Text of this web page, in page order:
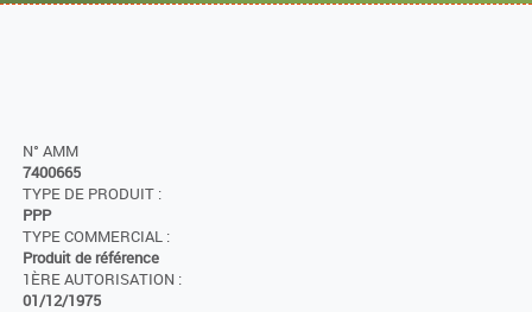
N° AMM
7400665
TYPE DE PRODUIT :
PPP
TYPE COMMERCIAL :
Produit de référence
1ÈRE AUTORISATION :
01/12/1975